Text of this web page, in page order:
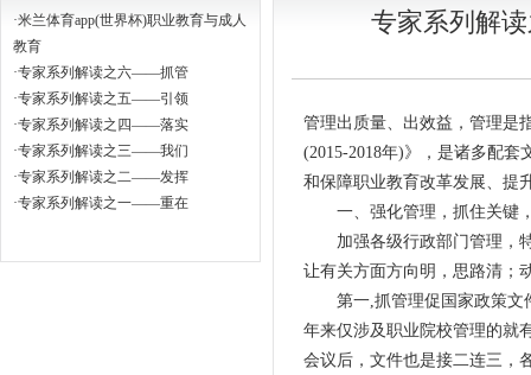
·米兰体育app(世界杯)职业教育与成人
教育
·专家系列解读之六——抓管
·专家系列解读之五——引领
·专家系列解读之四——落实
·专家系列解读之三——我们
·专家系列解读之二——发挥
·专家系列解读之一——重在
专家系列解
管理出质量、出效益，管理是
(2015-2018年)》，是诸多配
和保障职业教育改革发展、提
一、强化管理，抓住关键
加强各级行政部门管理，特
让有关方面方向明，思路清；
第一,抓管理促国家政策文件
年来仅涉及职业院校管理的就
会议后，文件也是接二连三，